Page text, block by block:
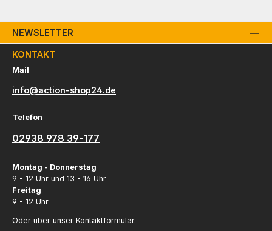
NEWSLETTER
KONTAKT
Mail
info@action-shop24.de
Telefon
02938 978 39-177
Montag - Donnerstag
9 - 12 Uhr und 13 - 16 Uhr
Freitag
9 - 12 Uhr
Oder über unser Kontaktformular.